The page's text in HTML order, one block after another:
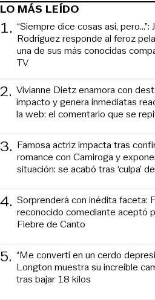
LO MÁS LEÍDO
1. “Siempre dice cosas así, pero...”:
Rodríguez responde al feroz
una de sus más conocidas
TV
2. Vivianne Dietz enamora con
impacto y genera inmediatas
la web: el comentario que se
3. Famosa actriz impacta tras
romance con Camiroga y
situación: se acabó tras ‘culpa’
4. Sorprenderá con inédita faceta:
reconocido comediante aceptó
Fiebre de Canto
5. “Me convertí en un cerdo
Longton muestra su increíble
tras bajar 18 kilos